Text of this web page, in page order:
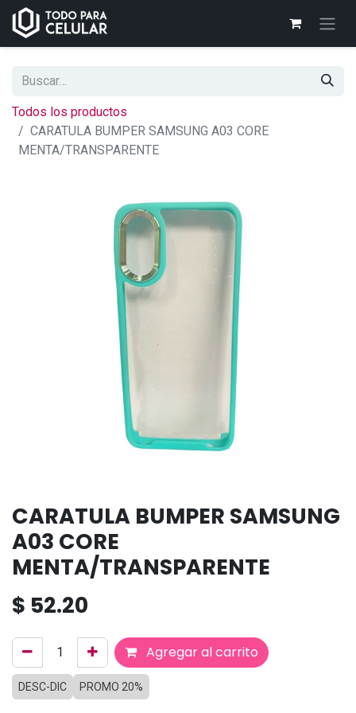
Todos los productos
CARATULA BUMPER SAMSUNG A03 CORE
MENTA/TRANSPARENTE
CARATULA BUMPER SAMSUNG
A03 CORE
MENTA/TRANSPARENTE
$ 52.20
Agregar al carrito
DESC-DIC PROMO 20%